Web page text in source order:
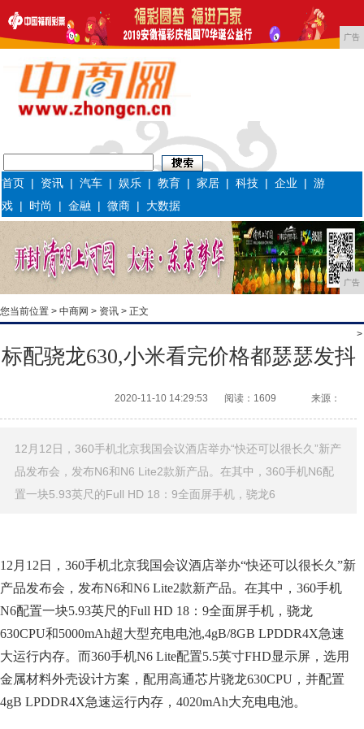
广告
首页 | 资讯 |汽车 |娱乐 |教育 |家居 |科技 |企业 |游
戏 | 时尚 |金融 |微商 | 大数据
广告
您当前位置 > 中商网 > 资讯 > 正文
>
标配骁龙630,小米看完价格都瑟瑟发抖
2020-11-10 14:29:53 阅读：1609 来源：
12月12日，360手机北京我国会议酒店举办“快还可以很长久”新产
品发布会，发布N6和N6 Lite2款新产品。在其中，360手机N6配
置一块5.93英尺的Full HD 18：9全面屏手机，骁龙6
12月12日，360手机北京我国会议酒店举办“快还可以很长久”新
产品发布会，发布N6和N6 Lite2款新产品。在其中，360手机
N6配置一块5.93英尺的Full HD 18：9全面屏手机，骁龙
630CPU和5000mAh超大型充电电池,4gB/8GB LPDDR4X急速
大运行内存。而360手机N6 Lite配置5.5英寸FHD显示屏，选用
金属材料外壳设计方案，配用高通芯片骁龙630CPU，并配置
4gB LPDDR4X急速运行内存，4020mAh大充电电池。